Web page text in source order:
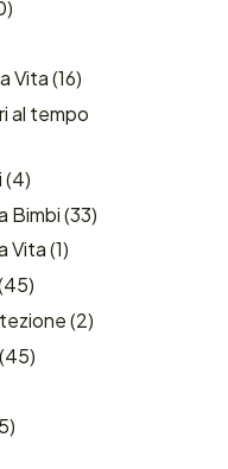
Vita(16)
al tempo
(4)
Bimbi(33)
Vita(1)
(2)
(45)